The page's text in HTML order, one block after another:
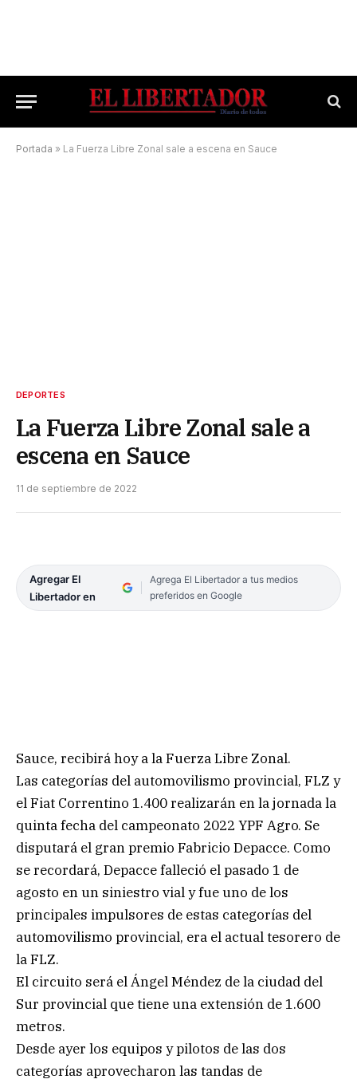
Portada » La Fuerza Libre Zonal sale a escena en Sauce
DEPORTES
La Fuerza Libre Zonal sale a
escena en Sauce
11 de septiembre de 2022
Agregar El
Libertador en
Agrega El Libertador a tus medios
preferidos en Google
Sauce, recibirá hoy a la Fuerza Libre Zonal.
Las categorías del automovilismo provincial, FLZ y
el Fiat Correntino 1.400 realizarán en la jornada la
quinta fecha del campeonato 2022 YPF Agro. Se
disputará el gran premio Fabricio Depacce. Como
se recordará, Depacce falleció el pasado 1 de
agosto en un siniestro vial y fue uno de los
principales impulsores de estas categorías del
automovilismo provincial, era el actual tesorero de
la FLZ.
El circuito será el Ángel Méndez de la ciudad del
Sur provincial que tiene una extensión de 1.600
metros.
Desde ayer los equipos y pilotos de las dos
categorías aprovecharon las tandas de